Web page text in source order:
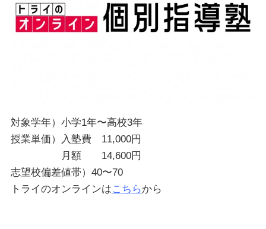
対象学年）小学1年〜高校3年
授業単価）入塾費 11,000円
月額 14,600円
志望校偏差値帯）40〜70
トライのオンラインはこちらから